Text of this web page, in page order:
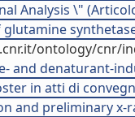
Analysis \"
ontology/cnr/
and denaturant-
in atti di
and preliminary x-